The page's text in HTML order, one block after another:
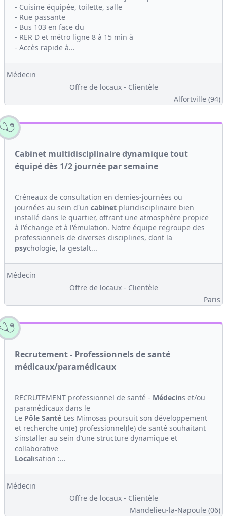
- Cuisine équipée, toilette, salle
- Rue passante
- Bus 103 en face du
- RER D et métro ligne 8 à 15 min à
- Accès rapide à...
Médecin
Offre de locaux - Clientèle
Alfortville (94)
Cabinet multidisciplinaire dynamique tout
équipé dès 1/2 journée par semaine
Créneaux de consultation en demies-journées ou
journées au sein d'un cabinet pluridisciplinaire bien
installé dans le quartier, offrant une atmosphère propice
à l'échange et à l'émulation. Notre équipe regroupe des
professionnels de diverses disciplines, dont la
psychologie, la gestalt...
Médecin
Offre de locaux - Clientèle
Paris
Recrutement - Professionnels de santé
médicaux/paramédicaux
RECRUTEMENT professionnel de santé - Médecins et/ou
paramédicaux dans le
Le Pôle Santé Les Mimosas poursuit son développement
et recherche un(e) professionnel(le) de santé souhaitant
s’installer au sein d’une structure dynamique et
collaborative
Localisation :...
Médecin
Offre de locaux - Clientèle
Mandelieu-la-Napoule (06)